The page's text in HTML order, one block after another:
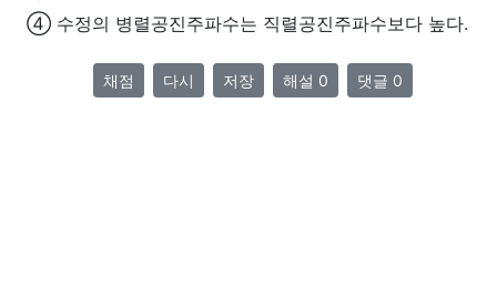
④ 수정의 병렬공진주파수는 직렬공진주파수보다 높다.
채점 다시 저장 해설 0 댓글 0